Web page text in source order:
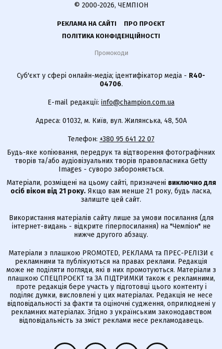
© 2000-2026, ЧЕМПІОН
РЕКЛАМА НА САЙТІ
ПРО ПРОЄКТ
ПОЛІТИКА КОНФІДЕНЦІЙНОСТІ
Промокоди
Суб'єкт у сфері онлайн-медіа; ідентифікатор медіа - R40-
04706.
E-mail редакції: info@champion.com.ua
Адреса: 01032, м. Київ, вул. Жилянська, 48, 50А
Телефон: +380 95 641 22 07
Будь-яке копіювання, передрук та відтворення фотографічних
творів та/або аудіовізуальних творів правовласника Getty
Images - суворо забороняється.
Матеріали, розміщені на цьому сайті, призначені виключно для
осіб віком від 21 року. Якщо вам менше 21 року, будь ласка,
залиште цей сайт.
Використання матеріалів сайту лише за умови посилання (для
інтернет-видань - відкрите гіперпосилання) на "Чемпіон" не
нижче другого абзацу.
Матеріали з плашкою PROMOTED, РЕКЛАМА та ПРЕС-РЕЛІЗИ є
рекламними та публікуються на правах реклами. Редакція
може не поділяти погляди, які в них промотуються. Матеріали з
плашкою СПЕЦПРОЄКТ та ЗА ПІДТРИМКИ також є рекламними,
проте редакція бере участь у підготовці цього контенту і
поділяє думки, висловлені у цих матеріалах. Редакція не несе
відповідальності за факти та оціночні судження, оприлюднені у
рекламних матеріалах. Згідно з українським законодавством
відповідальність за зміст реклами несе рекламодавець.